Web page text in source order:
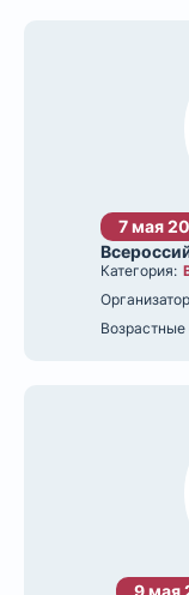
7 мая
Категория:
Возрастные